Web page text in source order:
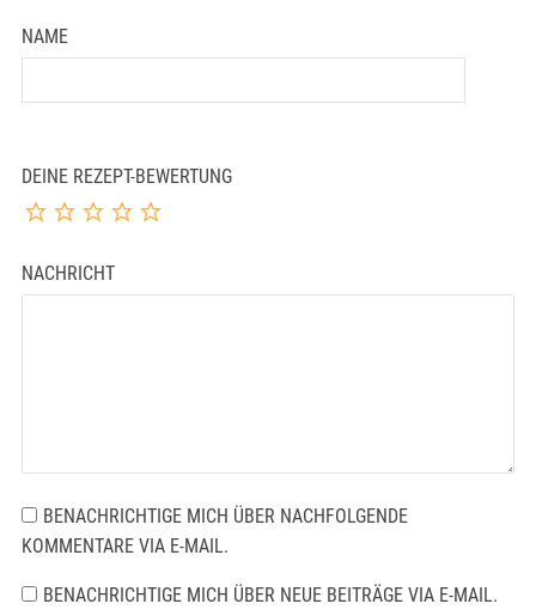
NAME
DEINE REZEPT-BEWERTUNG
NACHRICHT
BENACHRICHTIGE MICH ÜBER NACHFOLGENDE
KOMMENTARE VIA E-MAIL.
BENACHRICHTIGE MICH ÜBER NEUE BEITRÄGE VIA E-MAIL.